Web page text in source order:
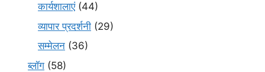
कार्यशालाएं(44)
व्यापार प्रदर्शनी (29)
सम्मेलन (36)
ब्लॉग (58)